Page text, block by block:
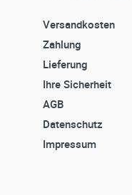
Versandkosten
Zahlung
Lieferung
Ihre Sicherheit
AGB
Datenschutz
Impressum